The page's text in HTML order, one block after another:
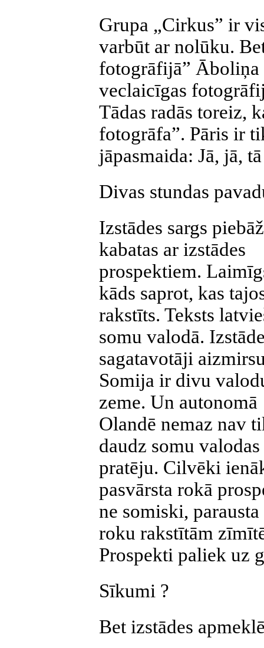
Grupa „Cirkus” ir
varbūt ar nolūku.
fotogrāfijā” Āboliņa
veclaicīgas
Tādas radās toreiz,
fotogrāfa”. Pāris ir
jāpasmaida: Jā, jā,
Divas stundas
Izstādes sargs
kabatas ar izstādes
prospektiem.
kāds saprot, kas
rakstīts. Teksts
somu valodā.
sagatavotāji
Somija ir divu
zeme. Un autonomā
Olandē nemaz nav
daudz somu valodas
pratēju. Cilvēki
pasvārsta rokā
ne somiski,
roku rakstītām
Prospekti paliek uz
Sīkumi ?
Bet izstādes